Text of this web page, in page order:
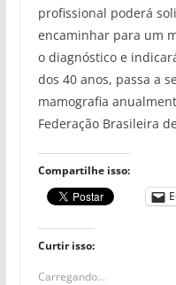
profissional poderá
encaminhar para um
o diagnóstico e
dos 40 anos, passa a
mamografia
Federação Brasileira
Compartilhe isso:
Curtir isso:
Carregando...